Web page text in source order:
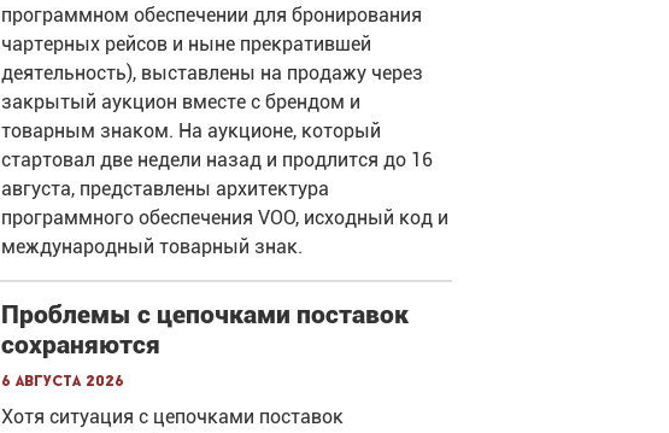
программном обеспечении для бронирования
чартерных рейсов и ныне прекратившей
деятельность), выставлены на продажу через
закрытый аукцион вместе с брендом и
товарным знаком. На аукционе, который
стартовал две недели назад и продлится до 16
августа, представлены архитектура
программного обеспечения VOO, исходный код и
международный товарный знак.
Проблемы с цепочками поставок
сохраняются
6 августа 2026
Хотя ситуация с цепочками поставок